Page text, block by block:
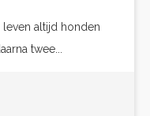
leven altijd honden
twee...